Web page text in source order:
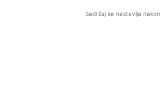
Sadržaj se nastavlja nakon